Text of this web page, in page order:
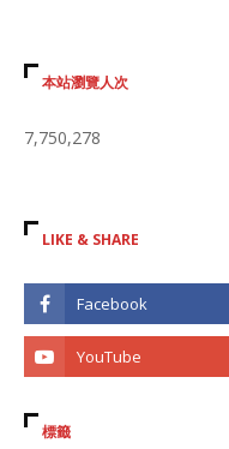
本站瀏覽人次
7,750,278
LIKE & SHARE
標籤